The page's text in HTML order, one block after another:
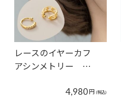
レースのイヤーカフ
アシンメトリー …
4,980円 (税込)